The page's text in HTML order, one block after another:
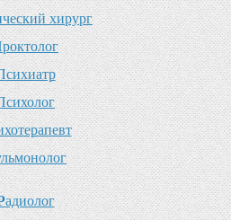
хирург
роктолог
сихиатр
сихолог
адиолог